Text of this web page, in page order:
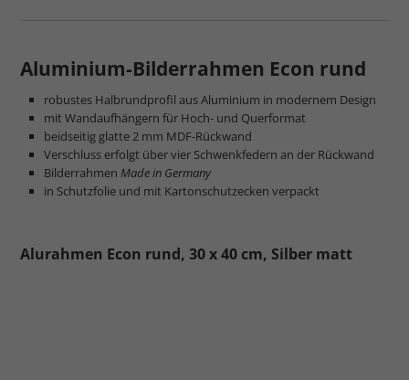
Aluminium-Bilderrahmen Econ rund
robustes Halbrundprofil aus Aluminium in modernem Design
mit Wandaufhängern für Hoch- und Querformat
beidseitig glatte 2 mm MDF-Rückwand
Verschluss erfolgt über vier Schwenkfedern an der Rückwand
Bilderrahmen Made in Germany
in Schutzfolie und mit Kartonschutzecken verpackt
Alurahmen Econ rund, 30 x 40 cm, Silber matt